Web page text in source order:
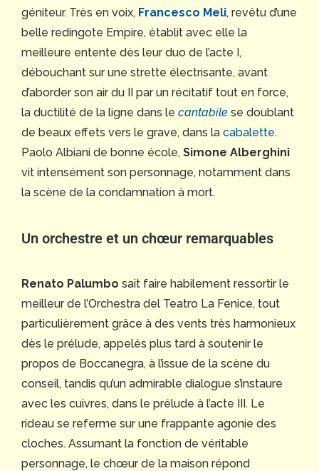
géniteur. Très en voix, Francesco Meli, revêtu d’une
belle redingote Empire, établit avec elle la
meilleure entente dès leur duo de l’acte I,
débouchant sur une strette électrisante, avant
d’aborder son air du II par un récitatif tout en force,
la ductilité de la ligne dans le cantabile se doublant
de beaux effets vers le grave, dans la cabalette.
Paolo Albiani de bonne école, Simone Alberghini
vit intensément son personnage, notamment dans
la scène de la condamnation à mort.
Un orchestre et un chœur remarquables
Renato Palumbo sait faire habilement ressortir le
meilleur de l’Orchestra del Teatro La Fenice, tout
particulièrement grâce à des vents très harmonieux
dès le prélude, appelés plus tard à soutenir le
propos de Boccanegra, à l’issue de la scène du
conseil, tandis qu’un admirable dialogue s’instaure
avec les cuivres, dans le prélude à l’acte III. Le
rideau se referme sur une frappante agonie des
cloches. Assumant la fonction de véritable
personnage, le chœur de la maison répond